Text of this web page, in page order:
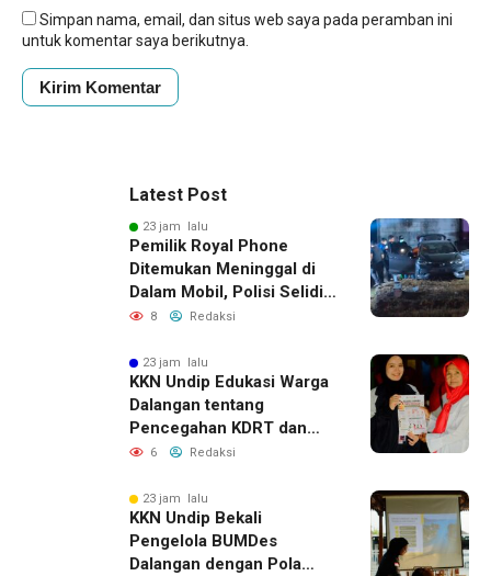
Simpan nama, email, dan situs web saya pada peramban ini
untuk komentar saya berikutnya.
Latest Post
23 jam lalu
Pemilik Royal Phone
Ditemukan Meninggal di
Dalam Mobil, Polisi Selidiki
Dugaan Keterkaitan
8 Redaksi
23 jam lalu
KKN Undip Edukasi Warga
Dalangan tentang
Pencegahan KDRT dan
Komunikasi Keluarga
6 Redaksi
23 jam lalu
KKN Undip Bekali
Pengelola BUMDes
Dalangan dengan Pola